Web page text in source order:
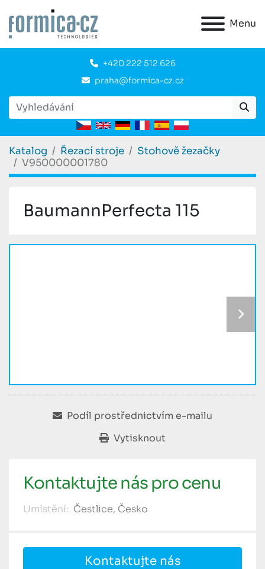
Menu
+420 222 512 626
praha@formica-cz.cz
Katalog Řezací stroje
Stohově žezačky
V950000001780
BaumannPerfecta 115
Podíl prostřednictvím e-mailu
Vytisknout
Kontaktujte nás pro cenu
Umístění: Čestlice, Česko
Kontaktujte nás